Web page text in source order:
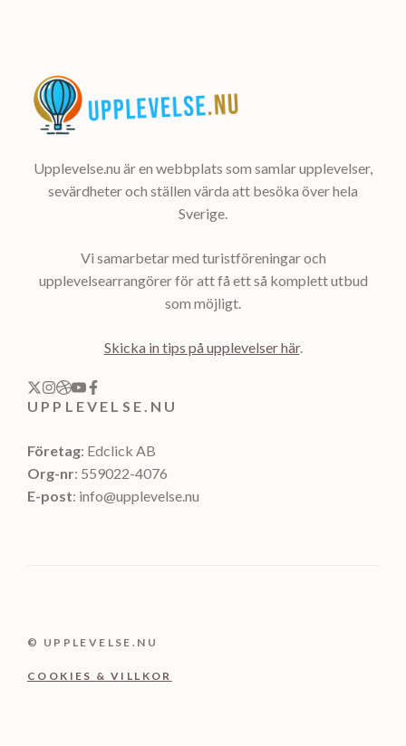
Upplevelse.nu är en webbplats som samlar upplevelser,
sevärdheter och ställen värda att besöka över hela
Sverige.
Vi samarbetar med turistföreningar och
upplevelsearrangörer för att få ett så komplett utbud
som möjligt.
Skicka in tips på upplevelser här.
UPPLEVELSE.NU
Företag: Edclick AB
Org-nr: 559022-4076
E-post: info@upplevelse.nu
© UPPLEVELSE.NU
COOKIES & VILLKOR